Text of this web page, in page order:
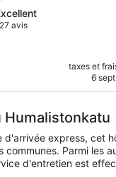
avis
taxes et
6
Humalistonkatu
d'arrivée express, cet
communes. Parmi les
d'entretien est